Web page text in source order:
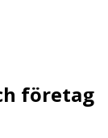
företag